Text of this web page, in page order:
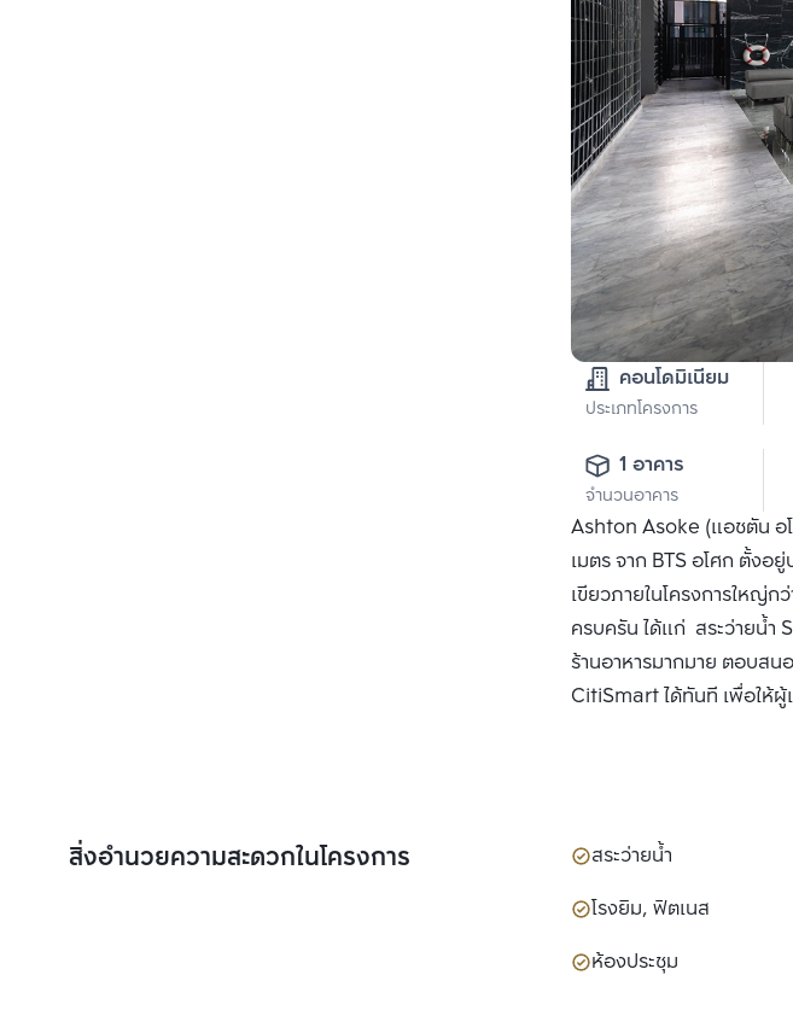
คอนโดมิเนียม
ประเภทโครงการ
1 อาคาร
จำนวนอาคาร
Ashton Asoke (แอชตัน อ
เมตร จาก BTS อโศก ตั้ง
เขียวภายในโครงการใหญ่ก
ครบครัน ได้แก่ สระว่ายน้
ร้านอาหารมากมาย ตอบส
CitiSmart ได้ทันที เพื่อให้ผู้
สิ่งอำนวยความสะดวกในโครงการ สระว่ายน้ำ
โรงยิม, ฟิตเนส
ห้องประชุม